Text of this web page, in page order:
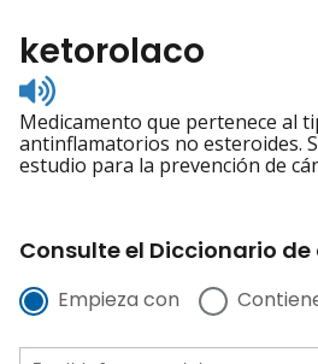
ketorolaco
Listen
to
pronunciation
Medicamento que pertenece al
antinflamatorios no esteroides.
estudio para la prevención de
Consulte el Diccionario de
Empieza con